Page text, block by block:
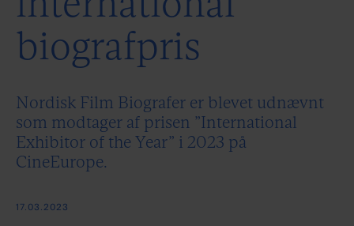
biografpris
Nordisk Film Biografer er blevet udnævnt
som modtager af prisen ”International
Exhibitor of the Year” i 2023 på
CineEurope.
17.03.2023